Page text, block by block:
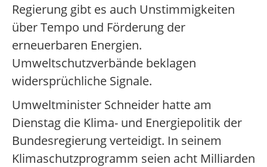
Regierung gibt es auch Unstimmigkeiten
über Tempo und Förderung der
erneuerbaren Energien.
Umweltschutzverbände beklagen
widersprüchliche Signale.
Umweltminister Schneider hatte am
Dienstag die Klima- und Energiepolitik der
Bundesregierung verteidigt. In seinem
Klimaschutzprogramm seien acht Milliarden